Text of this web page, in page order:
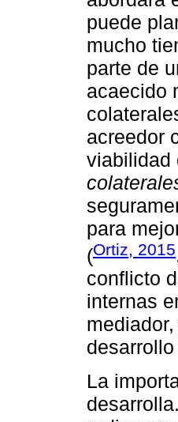
puede
mucho
parte de
acaecido
acreedor
viabilidad
para
(Ortiz, 2015
conflicto
internas
La